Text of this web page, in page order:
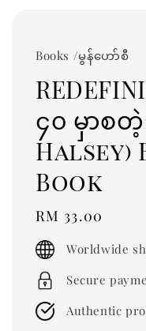
Books /မွန်ဟော်စီ
၄၀ မှာစ
Halsey)
Book
Regular
price
RM 33.00
Worldwide
Secure
Authentic